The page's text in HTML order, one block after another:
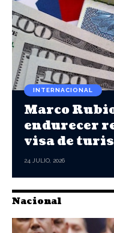
INTERNACIONAL
Marco
endurecer
visa de
24 JULIO, 2026
Nacional